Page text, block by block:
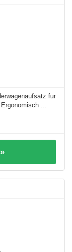
fur
...